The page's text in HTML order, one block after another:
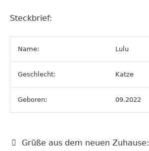
Steckbrief:
Name: Lulu
Geschlecht: Katze
Geboren: 09.2022
Grüße aus dem neuen Zuhause: